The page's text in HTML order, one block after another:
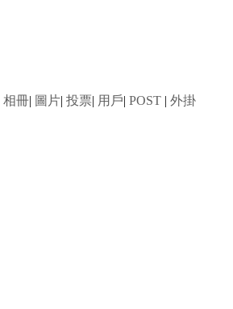
相冊| 圖片| 投票| 用戶| POST | 外掛